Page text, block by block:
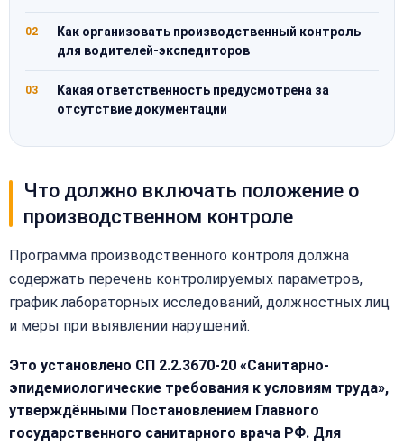
02
Как организовать производственный контроль
для водителей-экспедиторов
03
Какая ответственность предусмотрена за
отсутствие документации
Что должно включать положение о
производственном контроле
Программа производственного контроля должна
содержать перечень контролируемых параметров,
график лабораторных исследований, должностных лиц
и меры при выявлении нарушений.
Это установлено СП 2.2.3670-20 «Санитарно-
эпидемиологические требования к условиям труда»,
утверждёнными Постановлением Главного
государственного санитарного врача РФ. Для